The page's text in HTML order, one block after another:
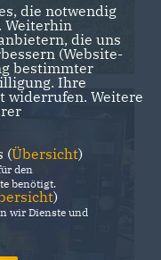
die notwendig
Weiterhin
die uns
(Website-
bestimmter
Ihre
widerrufen. Weitere
(Übersicht)
den
benötigt.
)
wir Dienste und